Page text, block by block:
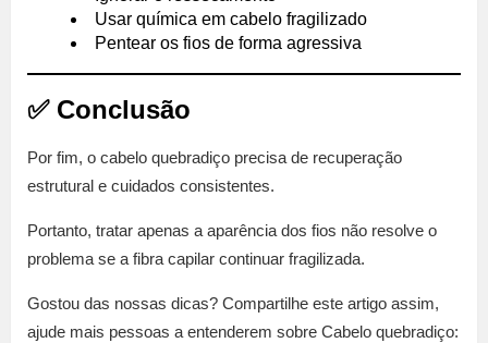
Usar química em cabelo fragilizado
Pentear os fios de forma agressiva
✅ Conclusão
Por fim, o cabelo quebradiço precisa de recuperação
estrutural e cuidados consistentes.
Portanto, tratar apenas a aparência dos fios não resolve o
problema se a fibra capilar continuar fragilizada.
Gostou das nossas dicas? Compartilhe este artigo assim,
ajude mais pessoas a entenderem sobre Cabelo quebradiço: